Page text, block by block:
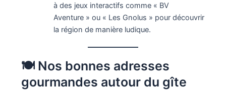
à des jeux interactifs comme « BV
Aventure » ou « Les Gnolus » pour découvrir
la région de manière ludique.​
🍽️ Nos bonnes adresses
gourmandes autour du gîte